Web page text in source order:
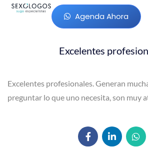
Agenda Ahora
Excelentes
Excelentes profesionales. Generan
preguntar lo que uno necesita, son muy